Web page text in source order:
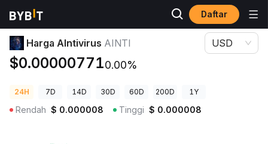
Daftar
Harga Kripto
Harga AIntivirus AINTI
$0.000007710.00%
USD
24H 7D 14D 30D 60D 200D 1Y
Rendah $ 0.000008 Tinggi $ 0.000008